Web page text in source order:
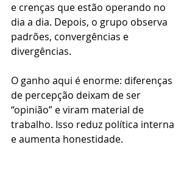
e crenças que estão operando no
dia a dia. Depois, o grupo observa
padrões, convergências e
divergências.
O ganho aqui é enorme: diferenças
de percepção deixam de ser
“opinião” e viram material de
trabalho. Isso reduz política interna
e aumenta honestidade.